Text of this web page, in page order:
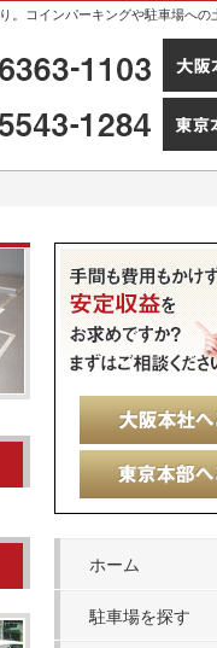
。コインパーキングや駐車場への
ホーム
駐車場を探す